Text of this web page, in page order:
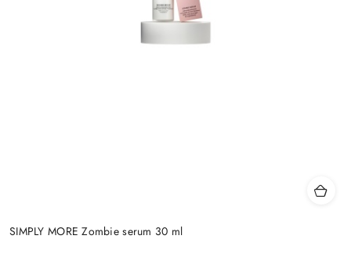
SIMPLY MORE Zombie serum 30 ml